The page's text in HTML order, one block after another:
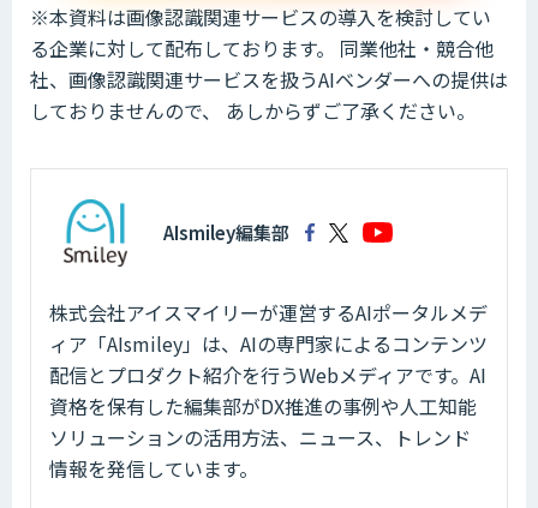
※本資料は画像認識関連サービスの導入を検討してい
る企業に対して配布しております。 同業他社・競合他
社、画像認識関連サービスを扱うAIベンダーへの提供は
しておりませんので、 あしからずご了承ください。
AIsmiley編集部
株式会社アイスマイリーが運営するAIポータルメデ
ィア「AIsmiley」は、AIの専門家によるコンテンツ
配信とプロダクト紹介を行うWebメディアです。AI
資格を保有した編集部がDX推進の事例や人工知能
ソリューションの活用方法、ニュース、トレンド
情報を発信しています。